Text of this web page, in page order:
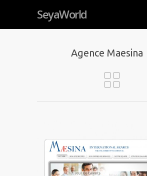
SeyaWorld
Agence Maesina